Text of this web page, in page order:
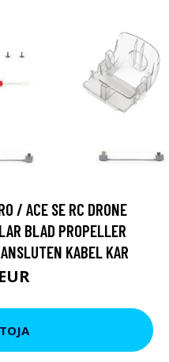
/ ACE SE RC DRONE
BLAD PROPELLER
KABEL KAR